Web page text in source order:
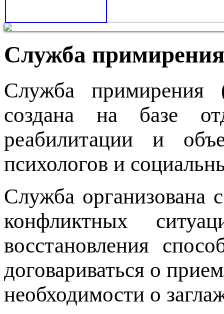
Служба
Служба
создана на базе
реабилитации и
психологов и
Служба организована
конфликтных
восстановления
договариваться о
необходимости о